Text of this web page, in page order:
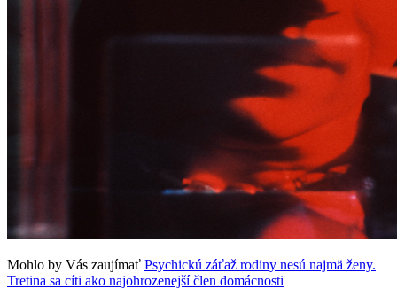
Mohlo by Vás zaujímať Psychickú záťaž rodiny nesú najmä ženy.
Tretina sa cíti ako najohrozenejší člen domácnosti